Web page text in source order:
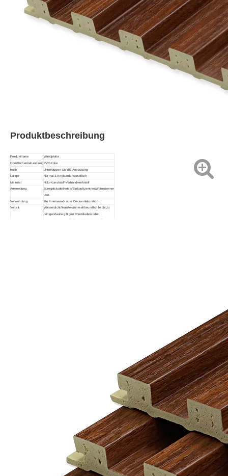
Produktbeschreibung
Produktname Wandplatte
OberflächenbehandlungPVC-Folie
hoch
Unterstützen Sie die Anpassung
Länge
Normal 3,0 m/kundenspezifisch
Material
Holz-Kunststoff-Verbundwerkstoff
Anwendung
Bürogebäude/Hotels/Einkaufszentren/Wohnzimmer
usw.
Verwendung
Zur Innenwand- oder Deckendekoration
Vorteil
Wasserdicht/feuerfest/umweltfreundlich/leicht zu
reinigen/keine giftigen Chemikalien oder
Konservierungsstoffe/feuchtigkeitsbeständig